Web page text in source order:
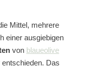
Mittel, mehrere
einer ausgiebigen
von blaueolive
Das